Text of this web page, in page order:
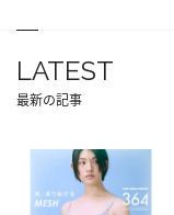
LATEST
最新の記事